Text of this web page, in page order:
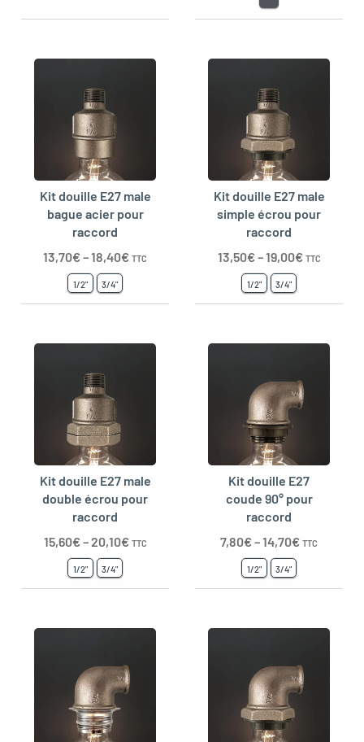
Kit douille E27 male
bague acier pour
raccord
13,70€–18,40€ TTC
1/2" 3/4"
Kit douille E27 male
simple écrou pour
raccord
13,50€–19,00€ TTC
1/2" 3/4"
Kit douille E27 male
double écrou pour
raccord
15,60€–20,10€ TTC
1/2" 3/4"
Kit douille E27
coude 90° pour
raccord
7,80€–14,70€ TTC
1/2" 3/4"